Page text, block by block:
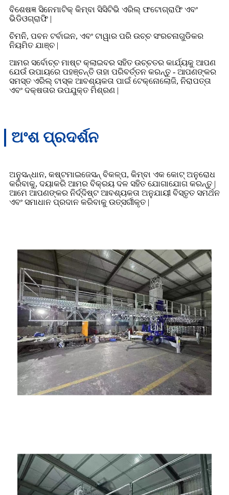
ବିଶେଷଜ୍ଞ ସିନେମାଟିକ୍ କିମ୍ବା ସିସିଟିଭି ଏରିଲ୍ ଫଟୋଗ୍ରାଫି ଏବଂ
ଭିଡିଓଗ୍ରାଫି |
ଚିମନି, ପବନ ଟର୍ବାଇନ, ଏବଂ ଟାୱାର ପରି ଉଚ୍ଚ ସଂରଚନାଗୁଡିକର
ନିୟମିତ ଯାଞ୍ଚ |
ଆମର ସର୍ବୋଚ୍ଚ ମାଷ୍ଟ କ୍ଲାଇବର ସହିତ ଉଚ୍ଚତର କାର୍ଯ୍ୟକୁ ଆପଣ
ଯେଉଁ ଉପାୟରେ ପହଞ୍ଚନ୍ତି ତାହା ପରିବର୍ତ୍ତନ କରନ୍ତୁ - ଆପଣଙ୍କର
ସମସ୍ତ ଏରିଲ୍ ଟାସ୍କ ଆବଶ୍ୟକତା ପାଇଁ ଟେକ୍ନୋଲୋଜି, ନିରାପତ୍ତା
ଏବଂ ଦକ୍ଷତାର ଉପଯୁକ୍ତ ମିଶ୍ରଣ |
ଅଂଶ ପ୍ରଦର୍ଶନ
ଅନୁସନ୍ଧାନ, କଷ୍ଟମାଇଜେସନ୍ ବିକଳ୍ପ, କିମ୍ବା ଏକ କୋଟ୍ ଅନୁରୋଧ
କରିବାକୁ, ଦୟାକରି ଆମର ବିକ୍ରୟ ଦଳ ସହିତ ଯୋଗାଯୋଗ କରନ୍ତୁ |
ଆମେ ଆପଣଙ୍କର ନିର୍ଦ୍ଦିଷ୍ଟ ଆବଶ୍ୟକତା ଅନୁଯାୟୀ ବିସ୍ତୃତ ସମର୍ଥନ
ଏବଂ ସମାଧାନ ପ୍ରଦାନ କରିବାକୁ ଉତ୍ସର୍ଗୀକୃତ |